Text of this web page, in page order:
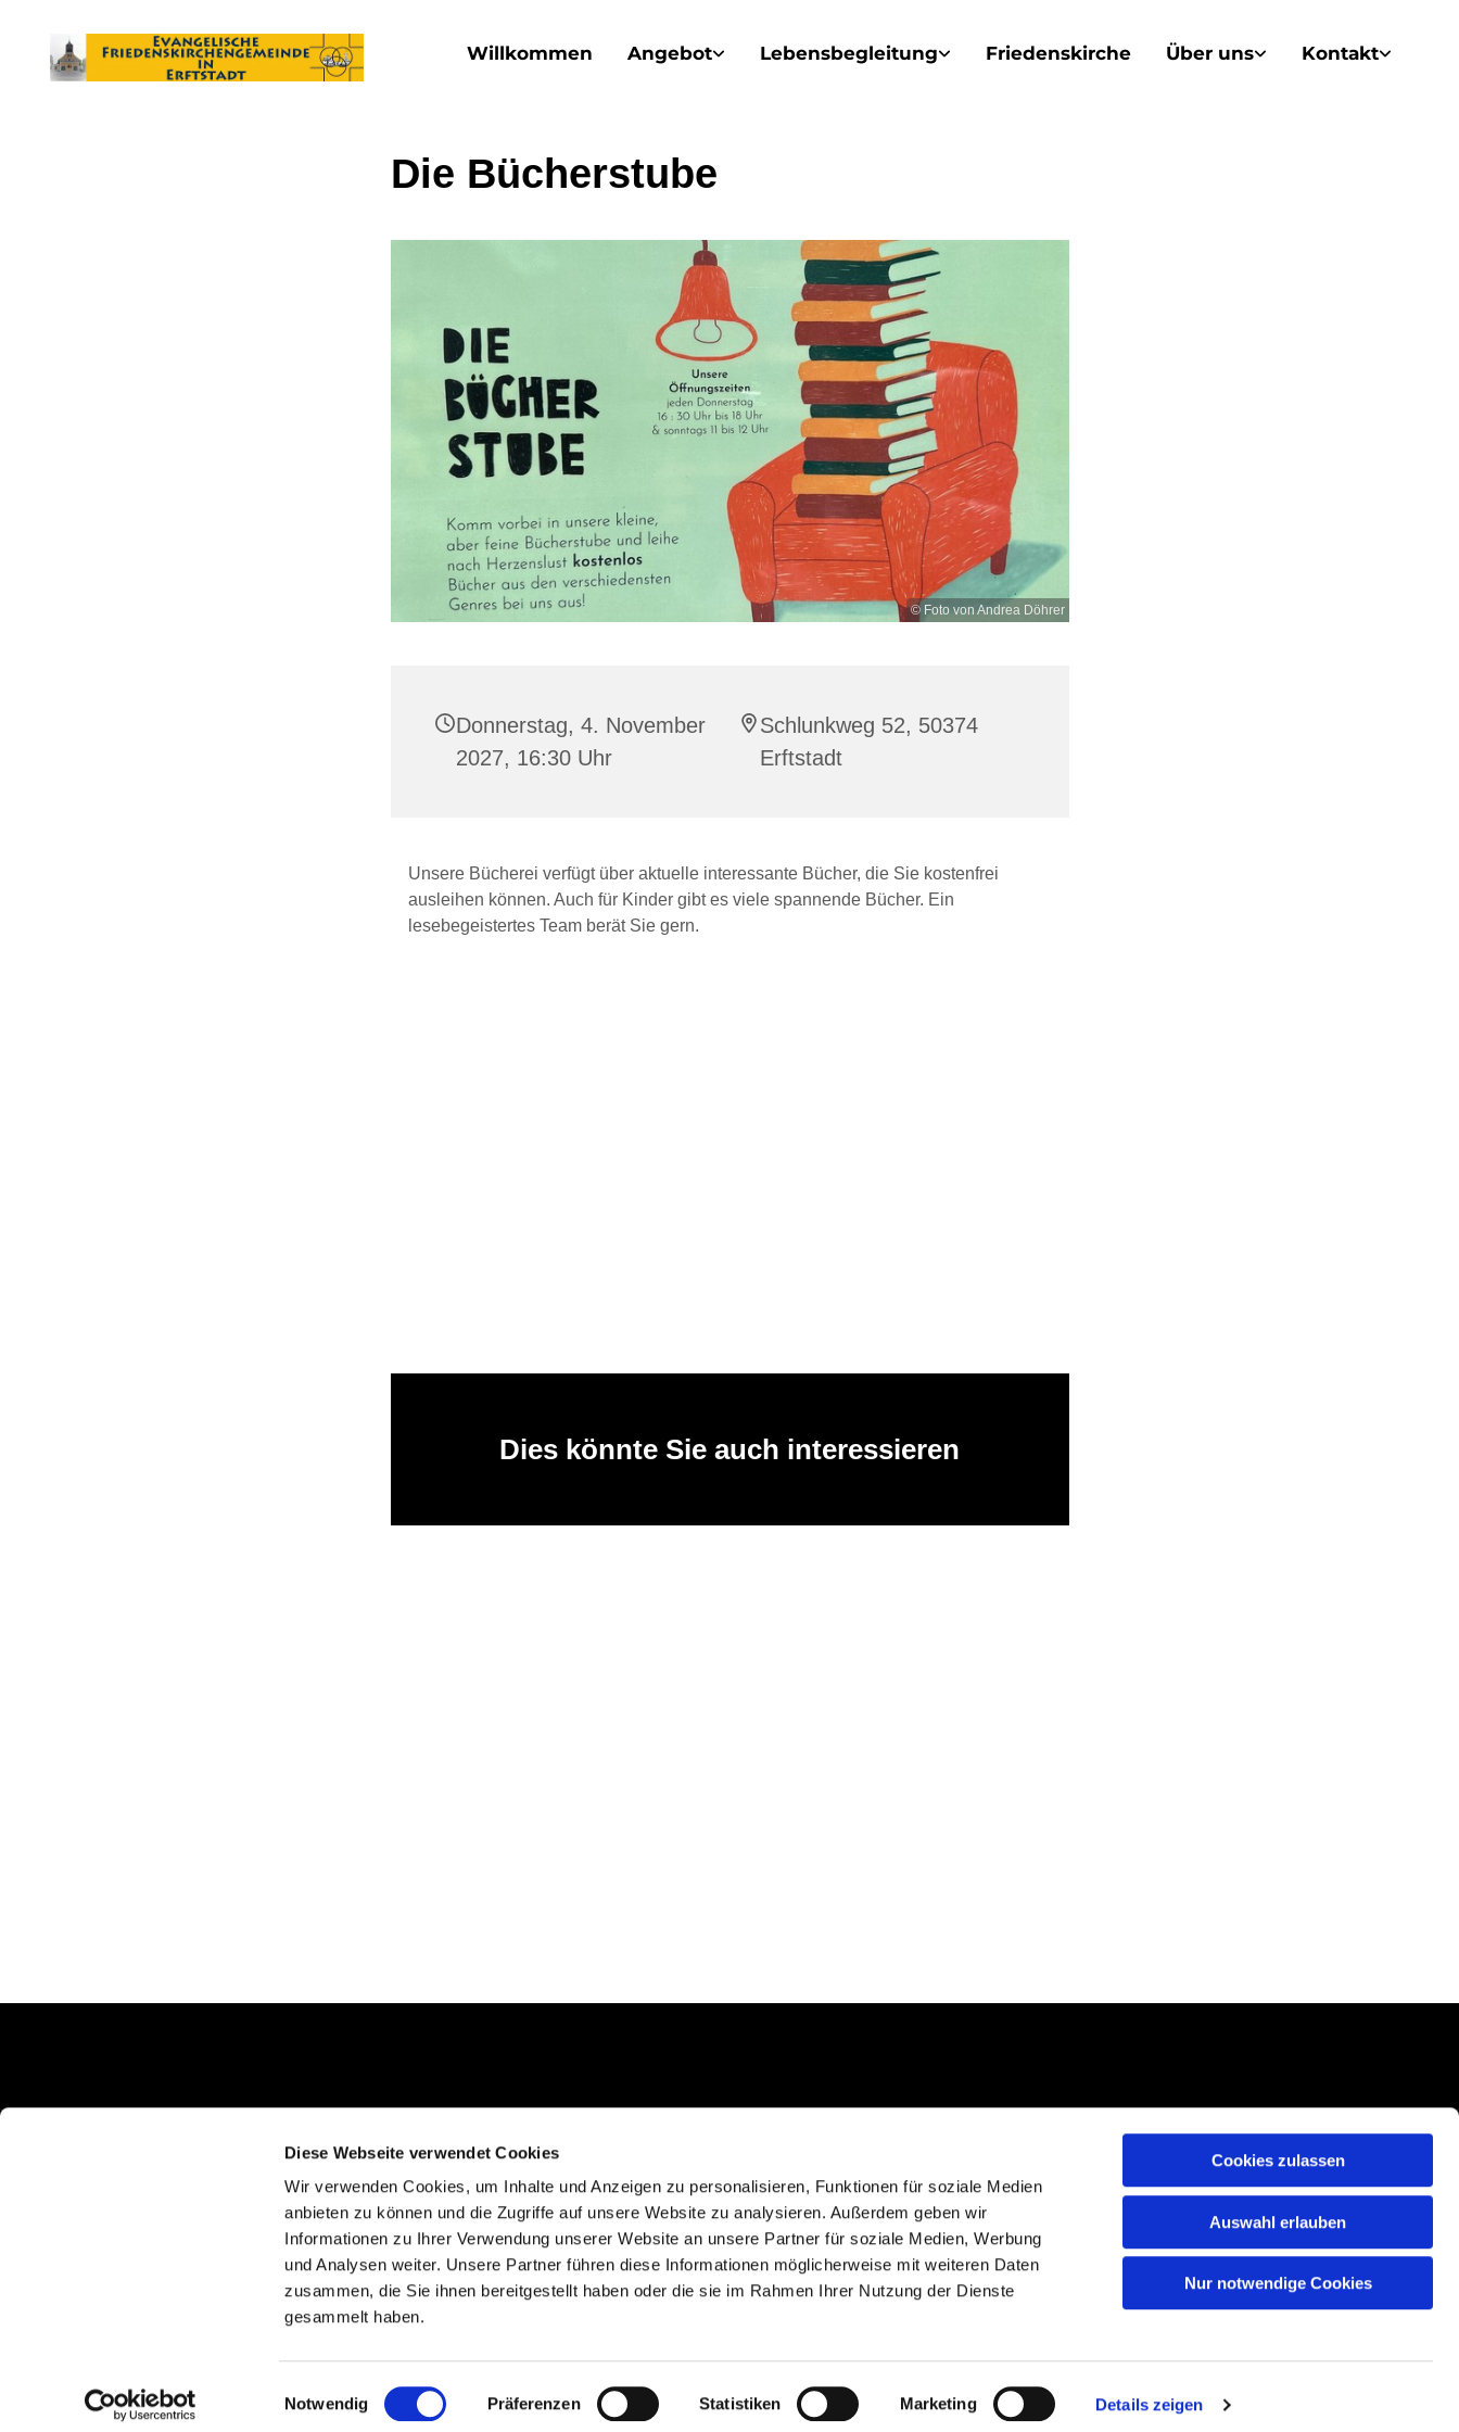
Diese Webseite verwendet Cookies
Wir verwenden Cookies, um Inhalte und Anzeigen zu personalisieren, Funktionen für soziale Medien
anbieten zu können und die Zugriffe auf unsere Website zu analysieren. Außerdem geben wir
Informationen zu Ihrer Verwendung unserer Website an unsere Partner für soziale Medien, Werbung
und Analysen weiter. Unsere Partner führen diese Informationen möglicherweise mit weiteren Daten
zusammen, die Sie ihnen bereitgestellt haben oder die sie im Rahmen Ihrer Nutzung der Dienste
gesammelt haben.
Einwilligungsauswahl
Notwendig Präferenzen Statistiken Marketing Details zeigen
Cookies zulassen
Auswahl erlauben
Nur notwendige Cookies
Willkommen Angebot Lebensbegleitung Friedenskirche Über uns Kontakt
Die Bücherstube
© Foto von Andrea Döhrer
Donnerstag, 4. November
2027, 16:30 Uhr
Schlunkweg 52, 50374
Erftstadt
Unsere Bücherei verfügt über aktuelle interessante Bücher, die Sie kostenfrei
ausleihen können. Auch für Kinder gibt es viele spannende Bücher. Ein
lesebegeistertes Team berät Sie gern.
Dies könnte Sie auch interessieren
Erftstadt, NRW 50374
02235 923130
gemeinde@efkgie.de